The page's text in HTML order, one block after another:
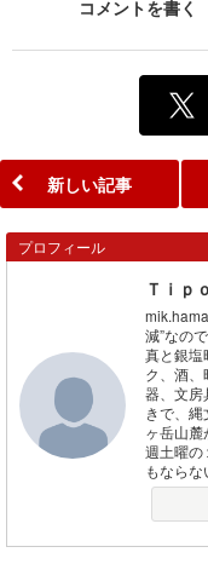
コメントを書く
新しい記事
プロフィール
Ｔｉｐ
減”なの
真と銀塩
ク、酒、
器、文房
きで、
ヶ岳山
週土曜の
もならな